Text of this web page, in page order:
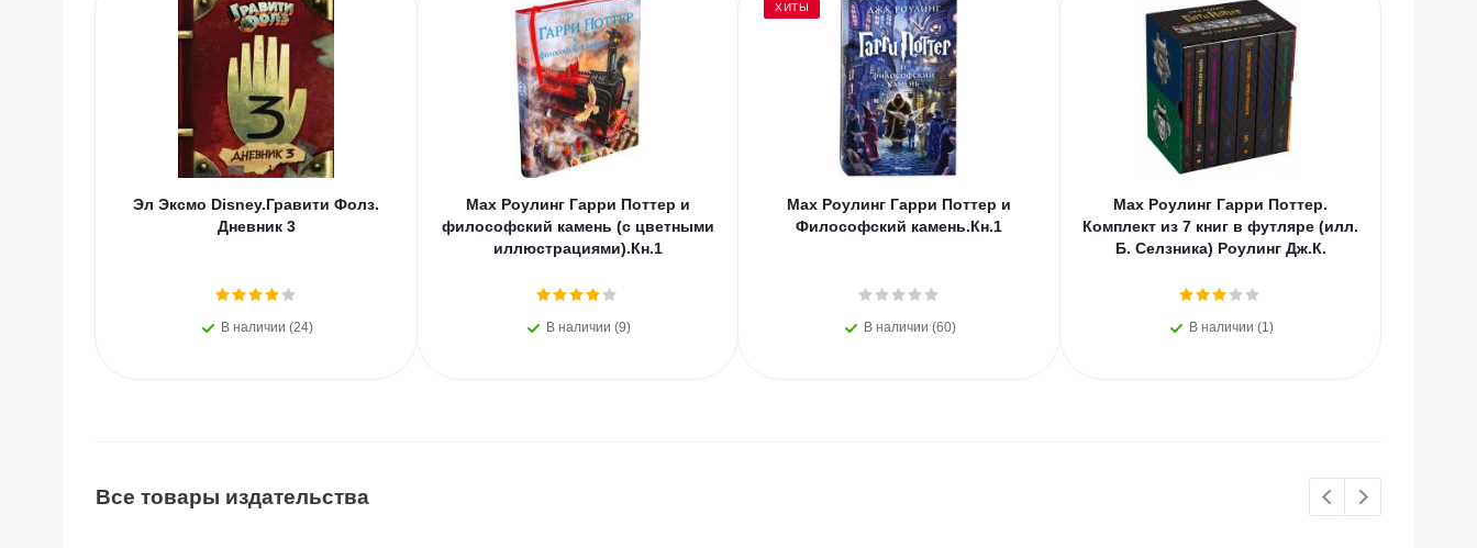
Эл Эксмо Disney.Гравити Фолз.
Дневник 3
В наличии (24)
Мах Роулинг Гарри Поттер и
философский камень (с цветными
иллюстрациями).Кн.1
В наличии (9)
ХИТЫ
Мах Роулинг Гарри Поттер и
Философский камень.Кн.1
В наличии (60)
Мах Роулинг Гарри Поттер.
Комплект из 7 книг в футляре (илл.
Б. Селзника) Роулинг Дж.К.
В наличии (1)
Все товары издательства